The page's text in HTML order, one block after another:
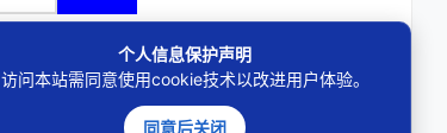
个人信息保护声明
访问本站需同意使用cookie技术以改进用户体验。
同意后关闭